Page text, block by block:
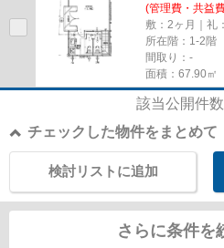
(管理費・共益
敷：2ヶ月｜礼
所在階：1-2階
間取り：-
面積：67.90㎡
該当公開件数
チェックした物件をまとめて
検討リストに追加
さらに条件を